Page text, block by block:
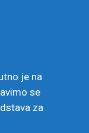
je na
se
za